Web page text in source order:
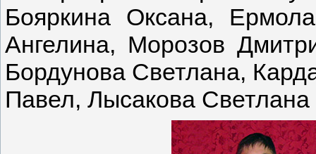
Бояркина Оксана,
Ангелина, Морозов
Бордунова Светлана,
Павел, Лысакова